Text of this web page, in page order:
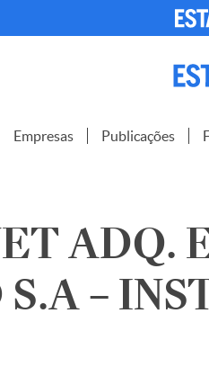
Empresas Publicações
ADQ.
–